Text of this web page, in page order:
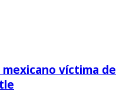
mexicano víctima de